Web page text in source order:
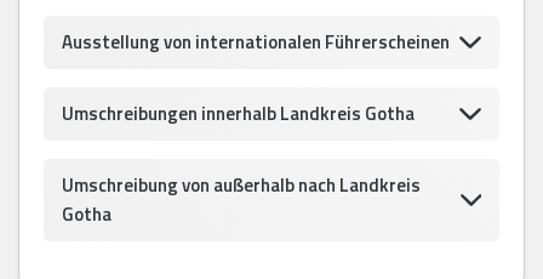
Ausstellung von internationalen Führerscheinen
Umschreibungen innerhalb Landkreis Gotha
Umschreibung von außerhalb nach Landkreis
Gotha